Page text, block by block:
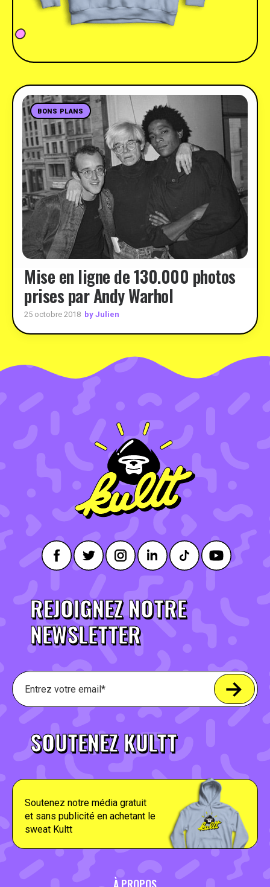
BONS PLANS
Mise en ligne de 130.000 photos
prises par Andy Warhol
25 octobre 2018 by Julien
REJOIGNEZ NOTRE
NEWSLETTER
SOUTENEZ KULTT
Soutenez notre média gratuit
et sans publicité en achetant le
sweat Kultt